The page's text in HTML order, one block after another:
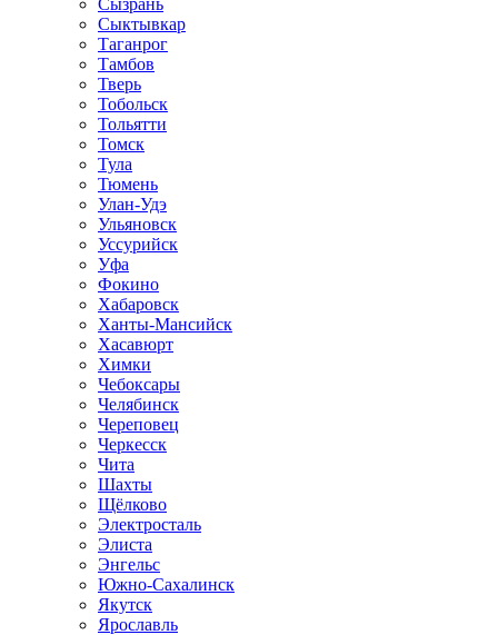
Сызрань
Сыктывкар
Таганрог
Тамбов
Тверь
Тобольск
Тольятти
Томск
Тула
Тюмень
Улан-Удэ
Ульяновск
Уссурийск
Уфа
Фокино
Хабаровск
Ханты-Мансийск
Хасавюрт
Химки
Чебоксары
Челябинск
Череповец
Черкесск
Чита
Шахты
Щёлково
Электросталь
Элиста
Энгельс
Южно-Сахалинск
Якутск
Ярославль